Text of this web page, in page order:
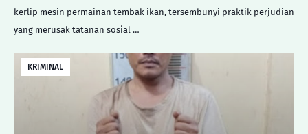
kerlip mesin permainan tembak ikan, tersembunyi praktik perjudian
yang merusak tatanan sosial …
KRIMINAL